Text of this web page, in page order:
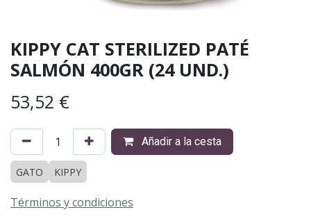
KIPPY CAT STERILIZED PATÉ
SALMÓN 400GR (24 UND.)
53,52 €
Añadir a la cesta
GATO KIPPY
Términos y condiciones